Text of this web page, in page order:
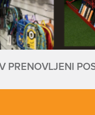
PRENOVLJENI